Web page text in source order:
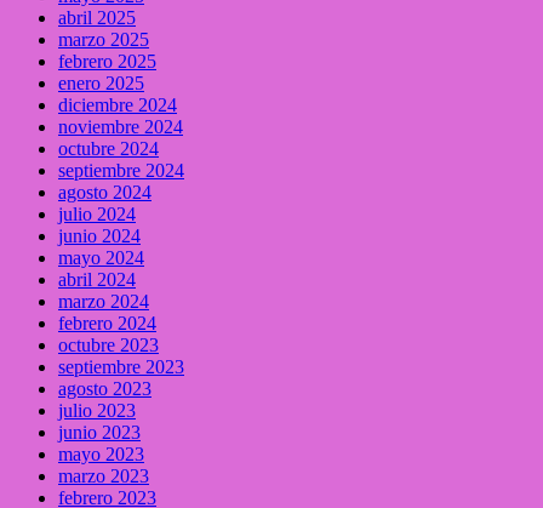
abril 2025
marzo 2025
febrero 2025
enero 2025
diciembre 2024
noviembre 2024
octubre 2024
septiembre 2024
agosto 2024
julio 2024
junio 2024
mayo 2024
abril 2024
marzo 2024
febrero 2024
octubre 2023
septiembre 2023
agosto 2023
julio 2023
junio 2023
mayo 2023
marzo 2023
febrero 2023